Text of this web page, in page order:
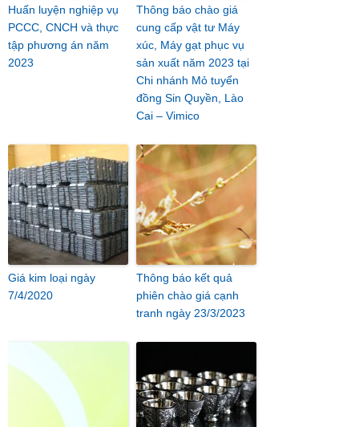
Huấn luyện nghiệp vụ
PCCC, CNCH và thực
tập phương án năm
2023
Thông báo chào giá
cung cấp vật tư Máy
xúc, Máy gạt phục vụ
sản xuất năm 2023 tại
Chi nhánh Mỏ tuyển
đồng Sin Quyền, Lào
Cai – Vimico
Giá kim loại ngày
7/4/2020
Thông báo kết quả
phiên chào giá cạnh
tranh ngày 23/3/2023